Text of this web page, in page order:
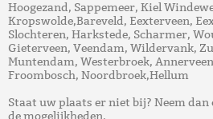
Hoogezand, Sappemeer, Kiel
Kropswolde,Bareveld, Eexterveen,
Slochteren, Harkstede, Scharmer,
Gieterveen, Veendam, Wildervank,
Muntendam, Westerbroek,
Froombosch, Noordbroek,Hellum
Staat uw plaats er niet bij? Neem